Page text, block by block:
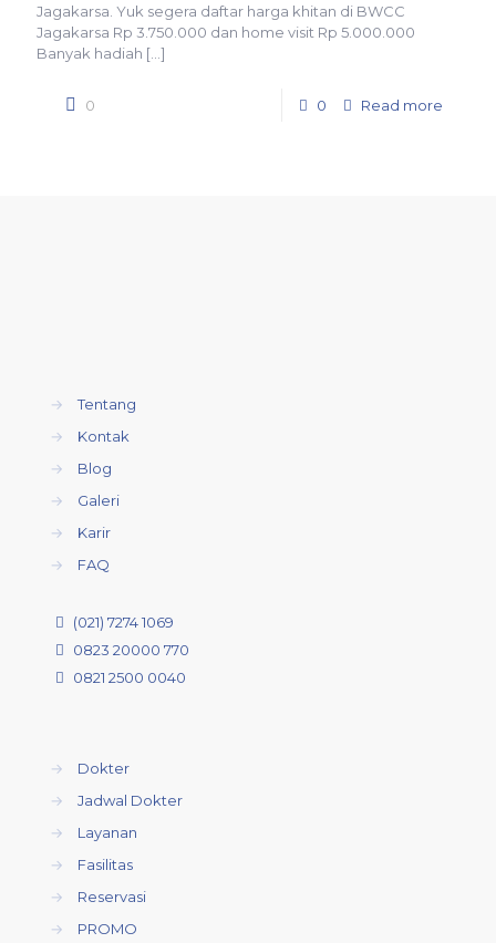
Jagakarsa. Yuk segera daftar harga khitan di BWCC
Jagakarsa Rp 3.750.000 dan home visit Rp 5.000.000
Banyak hadiah […]
0 0 Read more
→
Tentang
→
Kontak
→
Blog
→
Galeri
→
Karir
→
FAQ
(021) 7274 1069
0823 20000 770
0821 2500 0040
→
Dokter
→
Jadwal Dokter
→
Layanan
→
Fasilitas
→
Reservasi
→
PROMO